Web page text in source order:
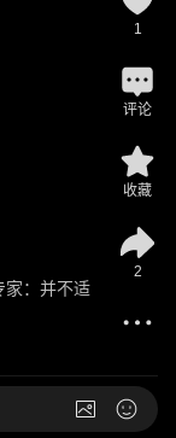
家：并不适
1
评论
收藏
2